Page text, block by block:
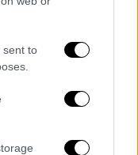
sent to
Ο κόσμος
επειδή
ζήσει». Ο
ότι δύο
σειρών έχουν
και μια
εκεί.